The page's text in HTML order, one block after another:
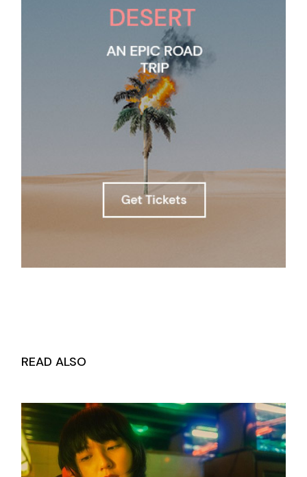
READ ALSO